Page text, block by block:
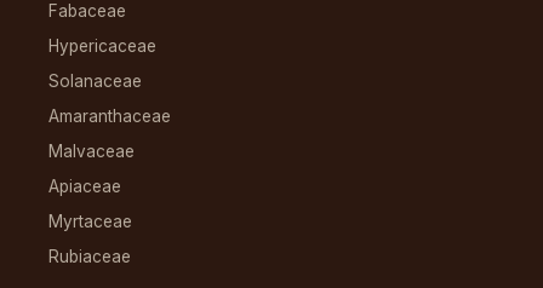
Fabaceae
Hypericaceae
Solanaceae
Amaranthaceae
Malvaceae
Apiaceae
Myrtaceae
Rubiaceae